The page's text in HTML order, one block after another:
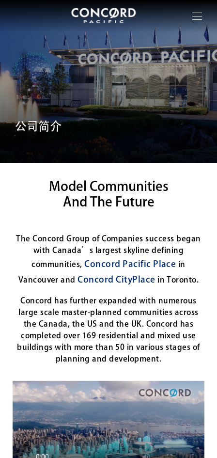
社区项目
商业地产
协平世博的优势
新闻中心
顾客服务 arrow_drop_down
联系我们
EN
公司简介
Model Communities
And The Future
The Concord Group of Companies success began
with Canada’s largest skyline defining
communities,Concord Pacific Place in
Vancouver andConcord CityPlace in Toronto.
Concord has further expanded with numerous
large scale master-planned communities across
the Canada, the US and the UK. Concord has
completed over 169 residential and mixed use
buildings with more than 50 in various stages of
planning and development.